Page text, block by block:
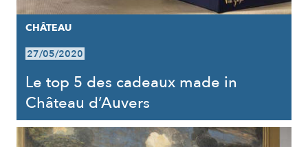
CHÂTEAU
27/05/2020
Le top 5 des cadeaux made in
Château d’Auvers